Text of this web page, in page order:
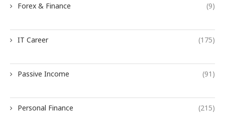
Forex & Finance (9)
IT Career (175)
Passive Income (91)
Personal Finance (215)